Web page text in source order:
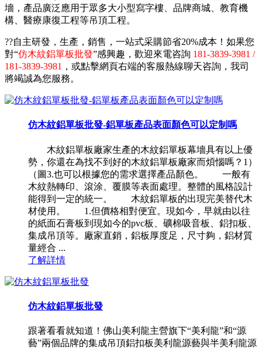
墻，產品廣泛應用于眾多大小型寫字樓、品牌商城、教育機
構、醫療康復工程等吊頂工程。
??自主研發，生產，銷售，一站式采購節省20%成本！如果您
對“仿木紋鋁單板批發”感興趣，歡迎來電咨詢 181-3839-3981 /
181-3839-3981 ，或點擊網頁右端的客服熱線聊天咨詢，我司
將竭誠為您服務。
仿木紋鋁單板批發-鋁單板產品表面顏色可以定制嗎
木紋鋁單板廠家生產的木紋鋁單板幕墻具有以上優
勢，你還在為找不到好的木紋鋁單板廠家而煩惱嗎？1）
（圖3.也可以根據您的需求選擇產品顏色。 一般有
木紋熱轉印、滾涂、覆膜等表面處理。整體的風格設計
能得到一定的統一。 木紋鋁單板的出現完美替代木
材使用。 1.但價格相對便宜。現如今，早就由以往
的紙面石膏板到現如今的pvc板、礦棉吸音板、鋁扣板、
集成吊頂等。廠家直銷，鋁板厚度足，尺寸夠，鋁材質
量經合 ...
了解詳情
仿木紋鋁單板批發
跟著看看就知道！佛山美利龍主營旗下“美利龍”和“源
藝”兩個品牌的集成吊頂鋁扣板美利龍源藝與半美利龍源